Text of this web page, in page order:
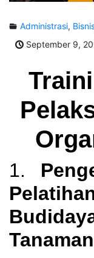
Administrasi,
September 9,
1.
Tanaman